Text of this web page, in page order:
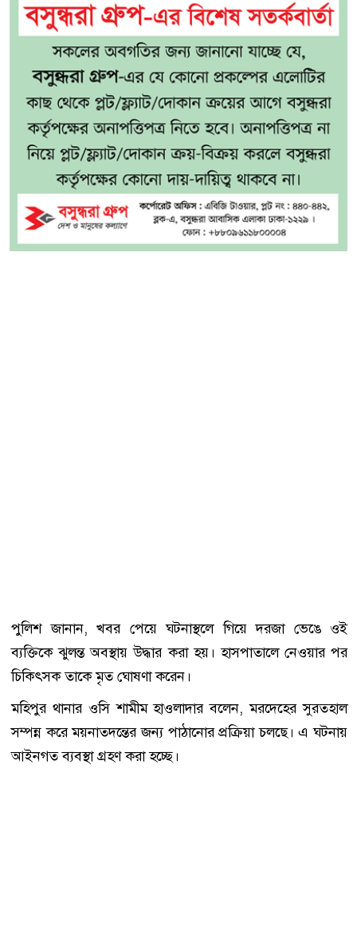
পুলিশ জানান, খবর পেয়ে ঘটনাস্থলে গিয়ে দরজা ভেঙে ওই
ব্যক্তিকে ঝুলন্ত অবস্থায় উদ্ধার করা হয়। হাসপাতালে নেওয়ার পর
চিকিৎসক তাকে মৃত ঘোষণা করেন।
মহিপুর থানার ওসি শামীম হাওলাদার বলেন, মরদেহের সুরতহাল
সম্পন্ন করে ময়নাতদন্তের জন্য পাঠানোর প্রক্রিয়া চলছে। এ ঘটনায়
আইনগত ব্যবস্থা গ্রহণ করা হচ্ছে।